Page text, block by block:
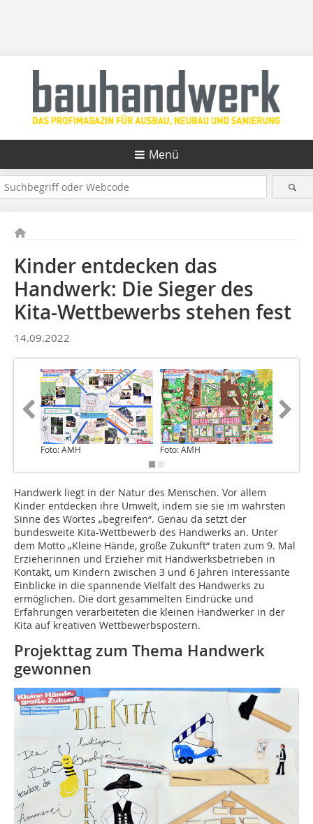
Menü
Kinder entdecken das
Handwerk: Die Sieger des
Kita-Wettbewerbs stehen fest
14.09.2022
Foto: AMH Foto: AMH
Handwerk liegt in der Natur des Menschen. Vor allem
Kinder entdecken ihre Umwelt, indem sie sie im wahrsten
Sinne des Wortes „begreifen“. Genau da setzt der
bundesweite Kita-Wettbewerb des Handwerks an. Unter
dem Motto „Kleine Hände, große Zukunft“ traten zum 9. Mal
Erzieherinnen und Erzieher mit Handwerksbetrieben in
Kontakt, um Kindern zwischen 3 und 6 Jahren interessante
Einblicke in die spannende Vielfalt des Handwerks zu
ermöglichen. Die dort gesammelten Eindrücke und
Erfahrungen verarbeiteten die kleinen Handwerker in der
Kita auf kreativen Wettbewerbspostern.
Projekttag zum Thema Handwerk
gewonnen